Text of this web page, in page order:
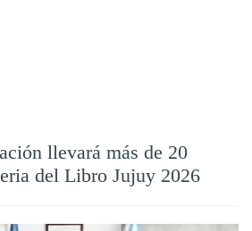
llevará más de 20
del Libro Jujuy 2026